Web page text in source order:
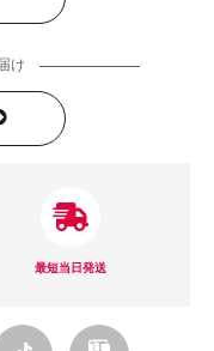
け
最短当日発送